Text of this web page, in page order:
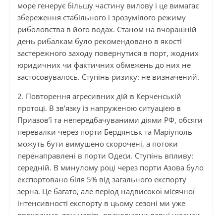
море генерує більшу частину вилову і це вимагає
збереження стабільного і зрозумілого режиму
риболовства в його водах. Станом на вчорашній
день рибалкам було рекомендовано в якості
застережного заходуповернутися в порт, жодних
юридичних чи фактичних обмежень до них не
застосовувалось. Ступінь ризику: не визначений.
2. Повторення агресивних дій в Керченській
протоці. В зв’язку із напруженою ситуацією в
Приазов’ї та непередбачуваними діями РФ, обсяги
перевалки через порти Бердянськ та Маріуполь
можуть бути вимушено скорочені, а потоки
перенаправлені в порти Одеси. Ступінь впливу:
середній. В минулому році через порти Азова було
експортовано біля 5% від загального експорту
зерна. Це багато, але період надвисокої місячної
інтенсивності експорту в цьому сезоні ми уже